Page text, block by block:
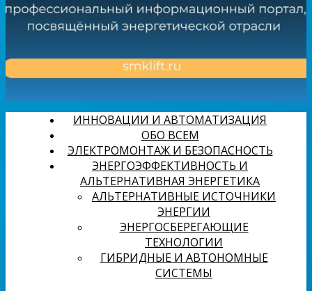
ИННОВАЦИИ И АВТОМАТИЗАЦИЯ
ОБО ВСЕМ
ЭЛЕКТРОМОНТАЖ И БЕЗОПАСНОСТЬ
ЭНЕРГОЭФФЕКТИВНОСТЬ И
АЛЬТЕРНАТИВНАЯ ЭНЕРГЕТИКА
АЛЬТЕРНАТИВНЫЕ ИСТОЧНИКИ
ЭНЕРГИИ
ЭНЕРГОСБЕРЕГАЮЩИЕ
ТЕХНОЛОГИИ
ГИБРИДНЫЕ И АВТОНОМНЫЕ
СИСТЕМЫ